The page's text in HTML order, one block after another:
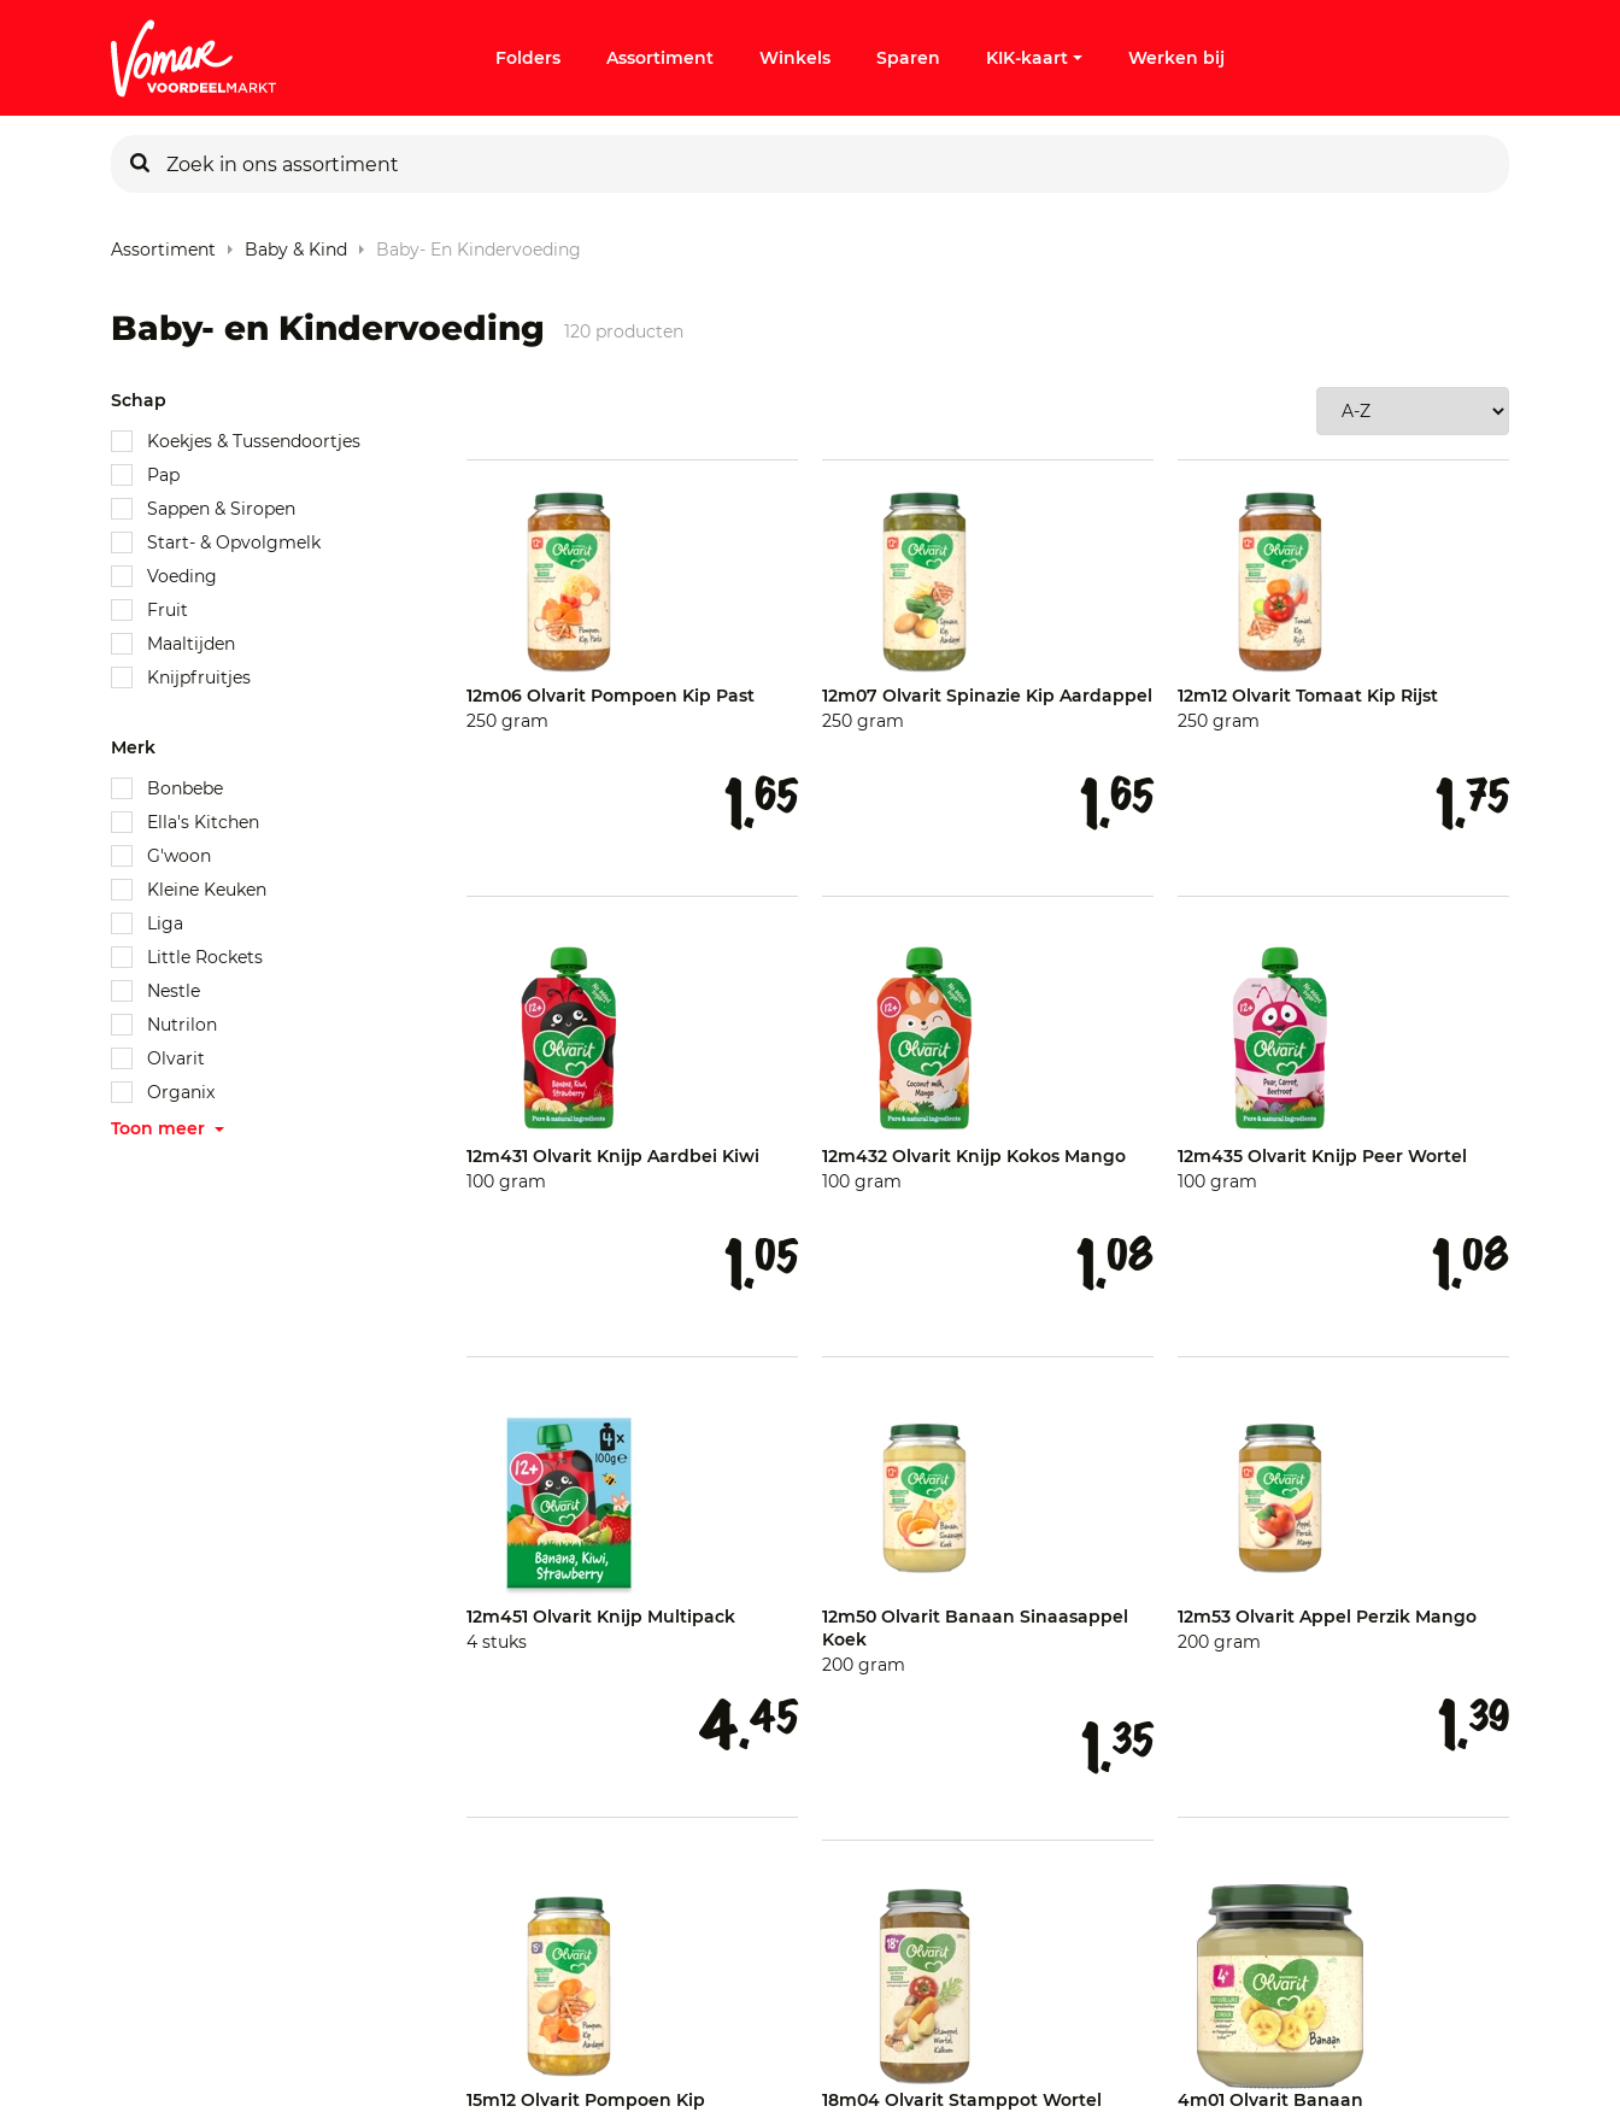
Pincode vergeten
Persoonlijk KIK-account
Folders Assortiment Winkels Sparen KIK-kaart Werken bij
Assortiment Baby & Kind Baby- En Kindervoeding
Baby- en Kindervoeding 120 producten
Schap
Koekjes & Tussendoortjes
Pap
Sappen & Siropen
Start- & Opvolgmelk
Voeding
Fruit
Maaltijden
Knijpfruitjes
Merk
Bonbebe
Ella's Kitchen
G'woon
Kleine Keuken
Liga
Little Rockets
Nestle
Nutrilon
Olvarit
Organix
Roosvicee
Toon meer
12m06 Olvarit Pompoen Kip Past
250 gram
1.65
12m07 Olvarit Spinazie Kip Aardappel
250 gram
1.65
12m12 Olvarit Tomaat Kip Rijst
250 gram
1.75
12m431 Olvarit Knijp Aardbei Kiwi
100 gram
1.05
12m432 Olvarit Knijp Kokos Mango
100 gram
1.08
12m435 Olvarit Knijp Peer Wortel
100 gram
1.08
12m451 Olvarit Knijp Multipack
4 stuks
4.45
12m50 Olvarit Banaan Sinaasappel
Koek
200 gram
1.35
12m53 Olvarit Appel Perzik Mango
200 gram
1.39
15m12 Olvarit Pompoen Kip
18m04 Olvarit Stamppot Wortel
4m01 Olvarit Banaan